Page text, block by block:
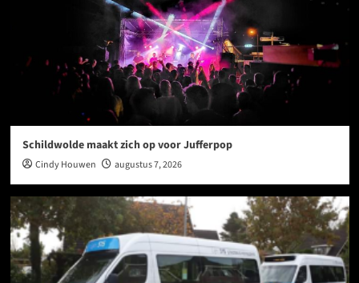
Schildwolde maakt zich op voor Jufferpop
Cindy Houwen augustus 7, 2026